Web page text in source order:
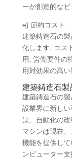
ーが創造的な
e) 節約コスト:
建築鋳造石の
化します, コス
用, 労働要件の
用対効果の高
建築鋳造石製
建築鋳造石の
設業界に新し
は、自動化の
マシンは現在
機能を提供し
ンピューター